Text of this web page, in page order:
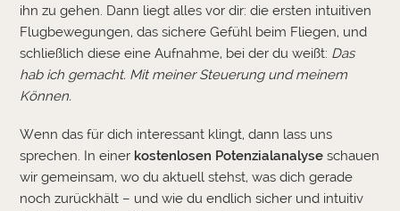
ihn zu gehen. Dann liegt alles vor dir: die ersten intuitiven
Flugbewegungen, das sichere Gefühl beim Fliegen, und
schließlich diese eine Aufnahme, bei der du weißt: Das
hab ich gemacht. Mit meiner Steuerung und meinem
Können.
Wenn das für dich interessant klingt, dann lass uns
sprechen. In einer kostenlosen Potenzialanalyse schauen
wir gemeinsam, wo du aktuell stehst, was dich gerade
noch zurückhält – und wie du endlich sicher und intuitiv